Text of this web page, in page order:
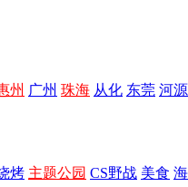
州 广州 珠海 从化 东莞 河源
烤 主题公园 CS野战 美食